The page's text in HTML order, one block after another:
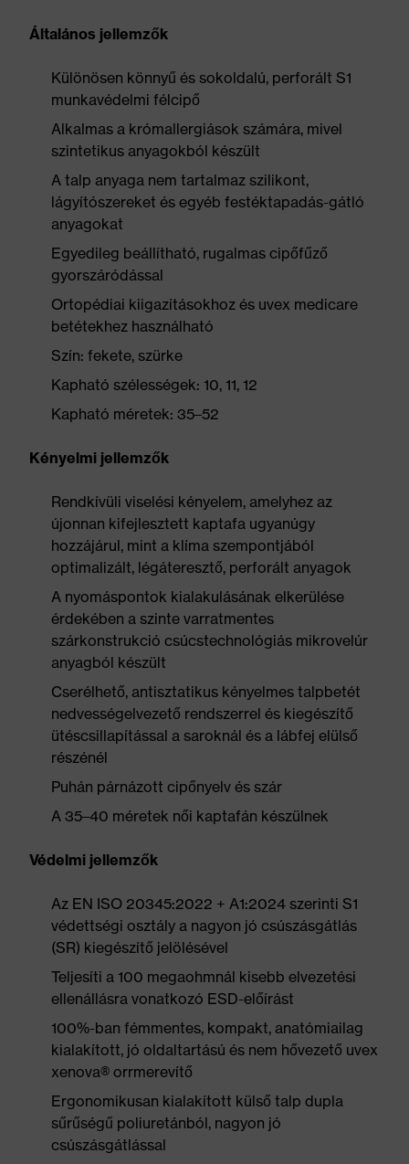
Általános jellemzők
Különösen könnyű és sokoldalú, perforált S1
munkavédelmi félcipő
Alkalmas a krómallergiások számára, mivel
szintetikus anyagokból készült
A talp anyaga nem tartalmaz szilikont,
lágyítószereket és egyéb festéktapadás-gátló
anyagokat
Egyedileg beállítható, rugalmas cipőfűző
gyorszáródással
Ortopédiai kiigazításokhoz és uvex medicare
betétekhez használható
Szín: fekete, szürke
Kapható szélességek: 10, 11, 12
Kapható méretek: 35–52
Kényelmi jellemzők
Rendkívüli viselési kényelem, amelyhez az
újonnan kifejlesztett kaptafa ugyanúgy
hozzájárul, mint a klíma szempontjából
optimalizált, légáteresztő, perforált anyagok
A nyomáspontok kialakulásának elkerülése
érdekében a szinte varratmentes
szárkonstrukció csúcstechnológiás mikrovelúr
anyagból készült
Cserélhető, antisztatikus kényelmes talpbetét
nedvességelvezető rendszerrel és kiegészítő
ütéscsillapítással a saroknál és a lábfej elülső
részénél
Puhán párnázott cipőnyelv és szár
A 35–40 méretek női kaptafán készülnek
Védelmi jellemzők
Az EN ISO 20345:2022 + A1:2024 szerinti S1
védettségi osztály a nagyon jó csúszásgátlás
(SR) kiegészítő jelölésével
Teljesíti a 100 megaohmnál kisebb elvezetési
ellenállásra vonatkozó ESD-előírást
100%-ban fémmentes, kompakt, anatómiailag
kialakított, jó oldaltartású és nem hővezető uvex
xenova® orrmerevítő
Ergonomikusan kialakított külső talp dupla
sűrűségű poliuretánból, nagyon jó
csúszásgátlással